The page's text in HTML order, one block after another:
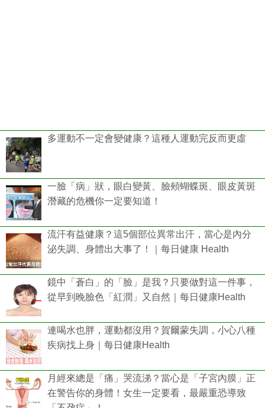
多運動不一定會變健康？這種人運動完反而更虛
一臉「病」狀，眼白變黃、臉頰蝴蝶斑、眼皮黃斑
潛藏的危機你一定要知道！
流汗有益健康？這5個部位異常出汗，當心是內分
泌失調、身體出大事了！｜每日健康 Health
鏡中「蒼白」的「臉」是我？只要做對這一件事，
從早到晚臉色「紅潤」又自然｜每日健康Health
連喝水也胖，運動都沒用？賀爾蒙失調，小心八種
疾病找上身｜每日健康Health
月經來總是「痛」哭流涕？當心是「子宮內膜」正
在警告你的身體！女生一定要看，最嚴重恐導致